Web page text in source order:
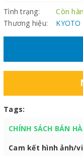
Tình trạng:
Còn
Thương hiệu:
KYOTO
Tags:
CHÍNH SÁCH BÁN
Cam kết hình ảnh/